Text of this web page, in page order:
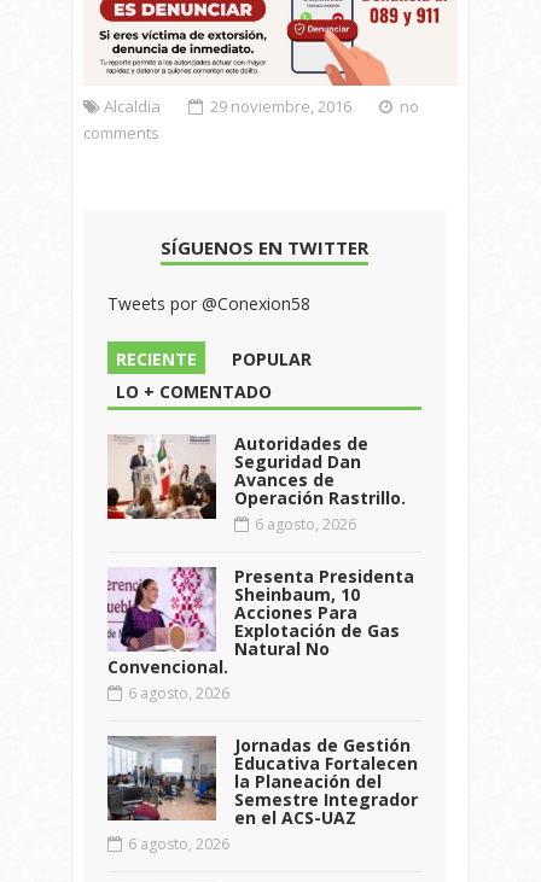
Alcaldia 29 noviembre, 2016
no
comments
SÍGUENOS EN TWITTER
Tweets por @Conexion58
RECIENTE
POPULAR
LO + COMENTADO
Autoridades de
Seguridad Dan
Avances de
Operación Rastrillo.
6 agosto, 2026
Presenta Presidenta
Sheinbaum, 10
Acciones Para
Explotación de Gas
Natural No
Convencional.
6 agosto, 2026
Jornadas de Gestión
Educativa Fortalecen
la Planeación del
Semestre Integrador
en el ACS-UAZ
6 agosto, 2026